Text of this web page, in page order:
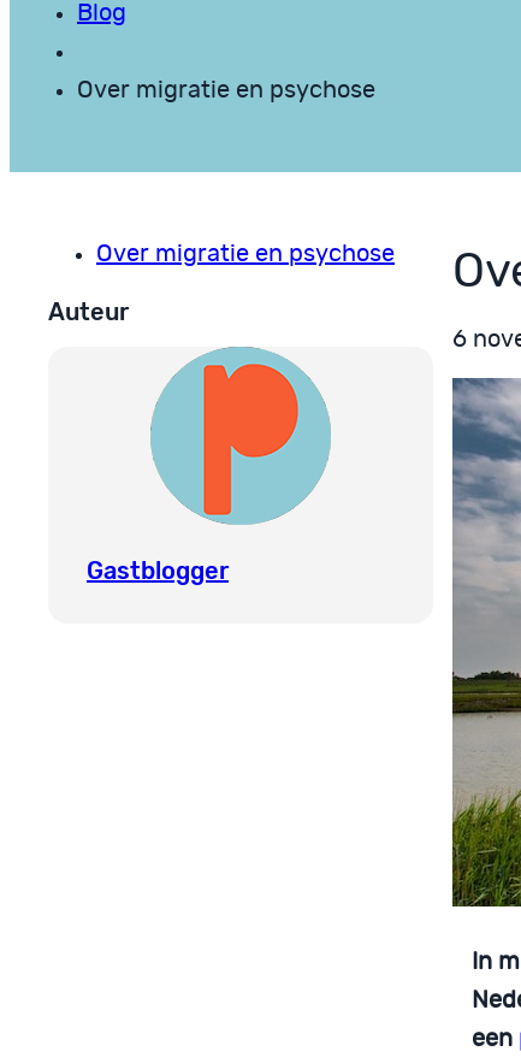
Blog
Over migratie en psychose
Over migratie en psychose
Auteur
Gastblogger
6
In
een